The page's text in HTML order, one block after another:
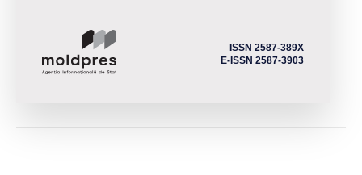
ISSN 2587-389X
E-ISSN 2587-3903